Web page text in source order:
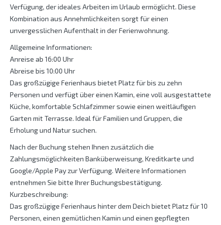
Verfügung, der ideales Arbeiten im Urlaub ermöglicht. Diese
Kombination aus Annehmlichkeiten sorgt für einen
unvergesslichen Aufenthalt in der Ferienwohnung.
Allgemeine Informationen:
Anreise ab 16:00 Uhr
Abreise bis 10:00 Uhr
Das großzügige Ferienhaus bietet Platz für bis zu zehn
Personen und verfügt über einen Kamin, eine voll ausgestattete
Küche, komfortable Schlafzimmer sowie einen weitläufigen
Garten mit Terrasse. Ideal für Familien und Gruppen, die
Erholung und Natur suchen.
Nach der Buchung stehen Ihnen zusätzlich die
Zahlungsmöglichkeiten Banküberweisung, Kreditkarte und
Google/Apple Pay zur Verfügung. Weitere Informationen
entnehmen Sie bitte Ihrer Buchungsbestätigung.
Kurzbeschreibung:
Das großzügige Ferienhaus hinter dem Deich bietet Platz für 10
Personen, einen gemütlichen Kamin und einen gepflegten